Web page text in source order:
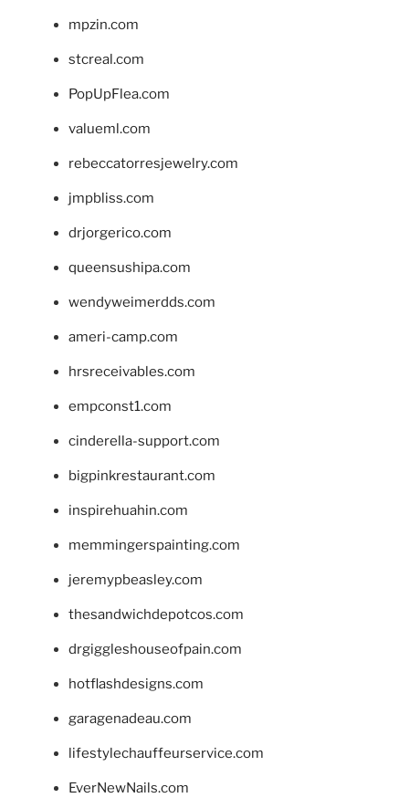
mpzin.com
stcreal.com
PopUpFlea.com
valueml.com
rebeccatorresjewelry.com
jmpbliss.com
drjorgerico.com
queensushipa.com
wendyweimerdds.com
ameri-camp.com
hrsreceivables.com
empconst1.com
cinderella-support.com
bigpinkrestaurant.com
inspirehuahin.com
memmingerspainting.com
jeremypbeasley.com
thesandwichdepotcos.com
drgiggleshouseofpain.com
hotflashdesigns.com
garagenadeau.com
lifestylechauffeurservice.com
EverNewNails.com